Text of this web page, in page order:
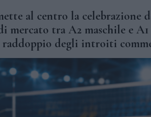
al centro la celebrazione
tra A2 maschile e A1
degli introiti